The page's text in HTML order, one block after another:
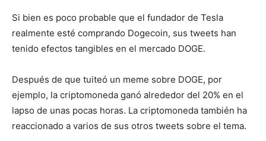
Si bien es poco probable que el fundador de Tesla
realmente esté comprando Dogecoin, sus tweets han
tenido efectos tangibles en el mercado DOGE.
Después de que tuiteó un meme sobre DOGE, por
ejemplo, la criptomoneda ganó alrededor del 20% en el
lapso de unas pocas horas. La criptomoneda también ha
reaccionado a varios de sus otros tweets sobre el tema.